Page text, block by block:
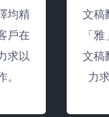
均精
戶在
求以
文稿
「
文稿
力